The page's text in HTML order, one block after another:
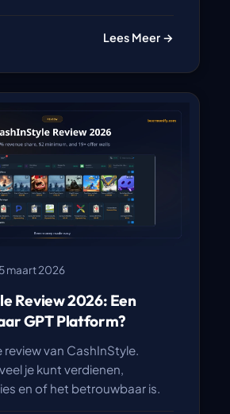
Lees Meer →
maart 2026
Review 2026: Een
GPT Platform?
review van CashInStyle.
je kunt verdienen,
en of het betrouwbaar is.